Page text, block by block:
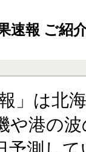
速報 ご紹
」は北
や港の